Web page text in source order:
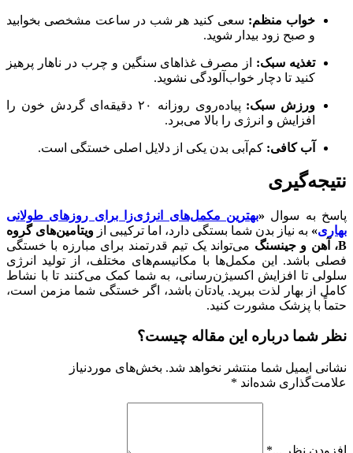
خواب منظم: سعی کنید هر شب در ساعت مشخصی بخوابید
و صبح زود بیدار شوید.
تغذیه سبک: از مصرف غذاهای سنگین و چرب در ناهار پرهیز
کنید تا دچار خواب‌آلودگی نشوید.
ورزش سبک:
پیاده‌روی روزانه ۲۰ دقیقه‌ای گردش خون را
افزایش و انرژی را بالا می‌برد.
آب کافی: کم‌آبی بدن یکی از دلایل اصلی خستگی است.
نتیجه‌گیری
پاسخ به سوال «بهترین مکمل‌های انرژی‌زا برای روزهای طولانی
بهاری» به نیاز بدن شما بستگی دارد، اما ترکیبی از ویتامین‌های گروه
B، آهن و جینسنگ
می‌تواند یک تیم قدرتمند برای مبارزه با خستگی
فصلی باشد. این مکمل‌ها با مکانیسم‌های مختلف، از تولید انرژی
سلولی تا افزایش اکسیژن‌رسانی، به شما کمک می‌کنند تا با نشاط
کامل از بهار لذت ببرید. یادتان باشد، اگر خستگی شما مزمن است،
حتماً با پزشک مشورت کنید.
نظر شما درباره این مقاله چیست؟
نشانی ایمیل شما منتشر نخواهد شد. بخش‌های موردنیاز
علامت‌گذاری شده‌اند *
افزودن نظر ...*